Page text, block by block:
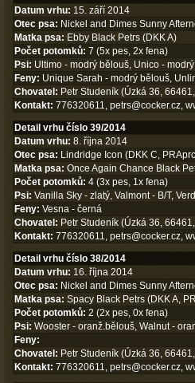
Datum vrhu: 15. září 2014
Otec psa: Nickel and Dimes Sunny
Matka psa: Ebby Black Petrs (DKK A)
Počet potomků: 7 (5x pes, 2x fena)
Psi: Ultimo - modrý bělouš, Unico -
Feny: Unique Sarah - modrý bělouš,
Chovatel: Petr Studeník (Úzká 36,
Kontakt: 776320611, petrs@cocker.cz,
Detail vrhu číslo 39/2014
Datum vrhu: 8. října 2014
Otec psa: Lindridge Icon (DKK C,
Matka psa: Once Again Chance Black
Počet potomků: 4 (3x pes, 1x fena)
Psi: Vanilla Sky - zlatý, Valmont - B/T,
Feny: Vesna - černá
Chovatel: Petr Studeník (Úzká 36,
Kontakt: 776320611, petrs@cocker.cz,
Detail vrhu číslo 38/2014
Datum vrhu: 16. října 2014
Otec psa: Nickel and Dimes Sunny
Matka psa: Spacy Black Petrs (DKK A,
Počet potomků: 2 (2x pes, 0x fena)
Psi: Wooster - oranž.bělouš, Walnut -
Feny:
Chovatel: Petr Studeník (Úzká 36,
Kontakt: 776320611, petrs@cocker.cz,